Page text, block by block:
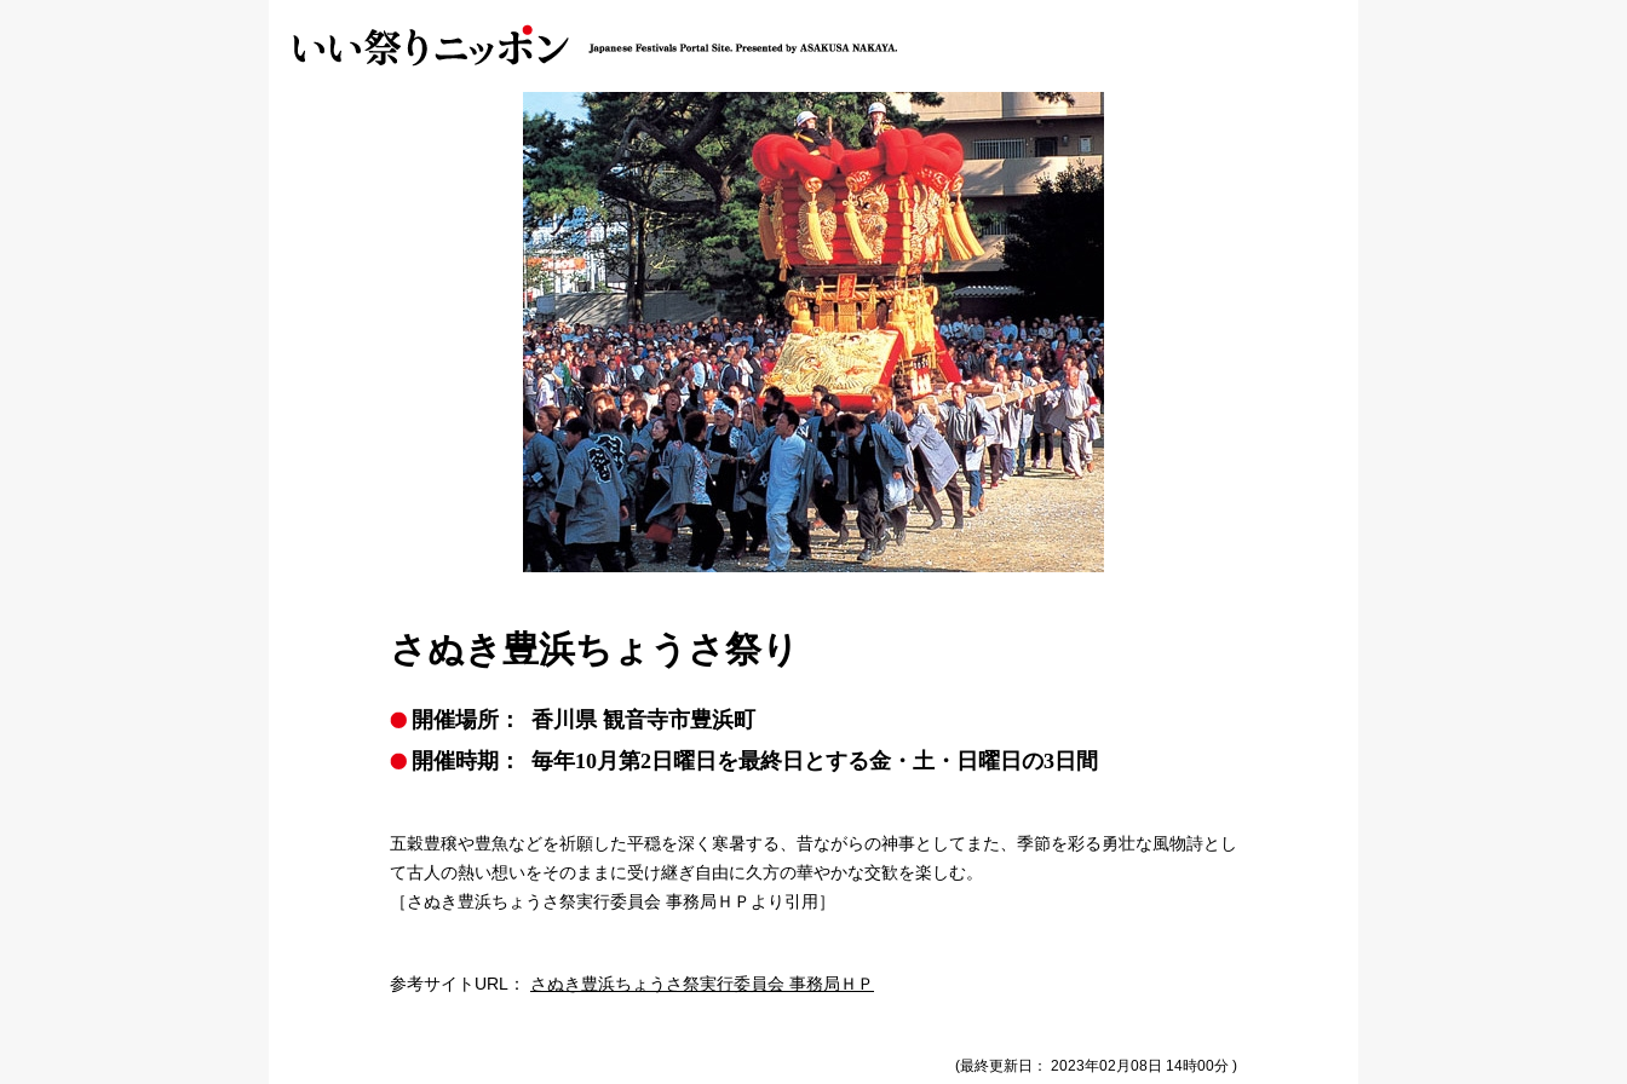
さぬき豊浜ちょうさ祭り
開催場所：
香川県 観音寺市豊浜町
開催時期：
毎年10月第2日曜日を最終日とする金・土・日曜日の3日間
五穀豊穣や豊魚などを祈願した平穏を深く寒暑する、昔ながらの神事としてまた、季節を彩る勇壮な風物詩とし
て古人の熱い想いをそのままに受け継ぎ自由に久方の華やかな交歓を楽しむ。
［さぬき豊浜ちょうさ祭実行委員会 事務局ＨＰより引用］
参考サイトURL： さぬき豊浜ちょうさ祭実行委員会 事務局ＨＰ
(最終更新日： 2023年02月08日 14時00分 )